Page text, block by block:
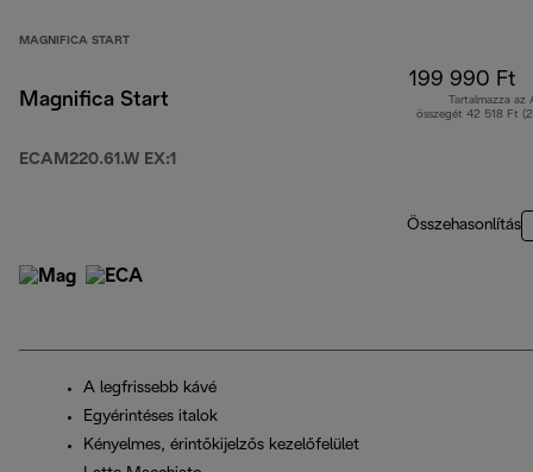
MAGNIFICA START
Magnifica Start
ECAM220.61.W EX:1
199 990 Ft
Tartalmazza az
összegét 42 518 Ft
Összehasonlítás
A legfrissebb kávé
Egyérintéses italok
Kényelmes, érintőkijelzős kezelőfelület